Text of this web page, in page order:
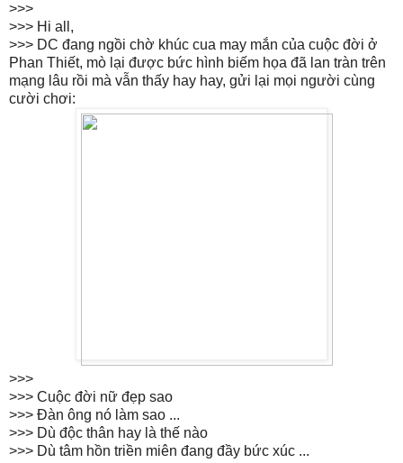
>>>
>>> Hi all,
>>> DC đang ngồi chờ khúc cua may mắn của cuộc đời ở
Phan Thiết, mò lại được bức hình biếm họa đã lan tràn trên
mạng lâu rồi mà vẫn thấy hay hay, gửi lại mọi người cùng
cười chơi:
>>>
>>> Cuộc đời nữ đẹp sao
>>> Đàn ông nó làm sao ...
>>> Dù độc thân hay là thế nào
>>> Dù tâm hồn triền miên đang đầy bức xúc ...